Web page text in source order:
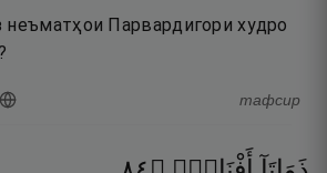
неъматҳои Парвардигори худро
тафсир